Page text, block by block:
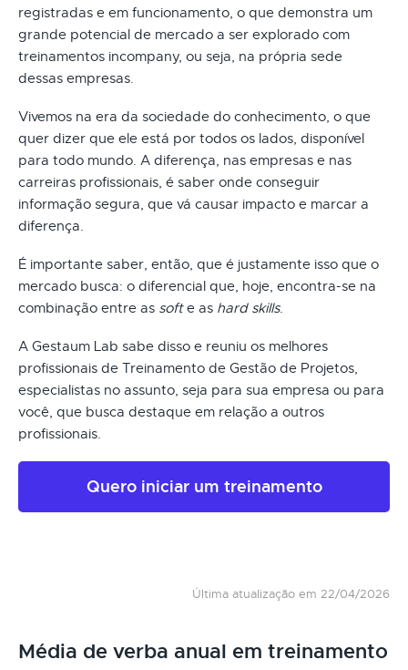
registradas e em funcionamento, o que demonstra um
grande potencial de mercado a ser explorado com
treinamentos incompany, ou seja, na própria sede
dessas empresas.
Vivemos na era da sociedade do conhecimento, o que
quer dizer que ele está por todos os lados, disponível
para todo mundo. A diferença, nas empresas e nas
carreiras profissionais, é saber onde conseguir
informação segura, que vá causar impacto e marcar a
diferença.
É importante saber, então, que é justamente isso que o
mercado busca: o diferencial que, hoje, encontra-se na
combinação entre as softe as hard skills.
A Gestaum Lab sabe disso e reuniu os melhores
profissionais de Treinamento de Gestão de Projetos,
especialistas no assunto, seja para sua empresa ou para
você, que busca destaque em relação a outros
profissionais.
Quero iniciar um treinamento
Última atualização em 22/04/2026
Média de verba anual em treinamento